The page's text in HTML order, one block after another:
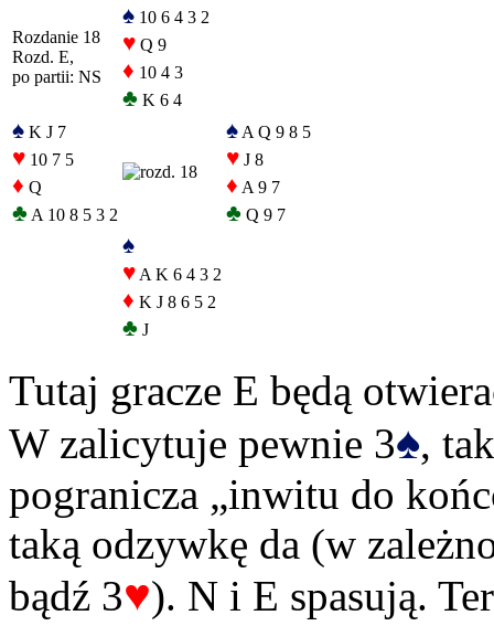
Rozdanie 18
Rozd. E,
po partii: NS
♠ 10 6 4 3 2
♥ Q 9
♦ 10 4 3
♣ K 6 4
♠ K J 7
♥ 10 7 5
♦ Q
♣ A 10 8 5 3 2
♠ A Q 9 8 5
♥ J 8
♦ A 9 7
♣ Q 9 7
♠
♥ A K 6 4 3 2
♦ K J 8 6 5 2
♣ J
Tutaj gracze E będą
W zalicytuje pewnie 3♠,
pogranicza „inwitu do
taką odzywkę da (w
bądź 3♥). N i E spasują.